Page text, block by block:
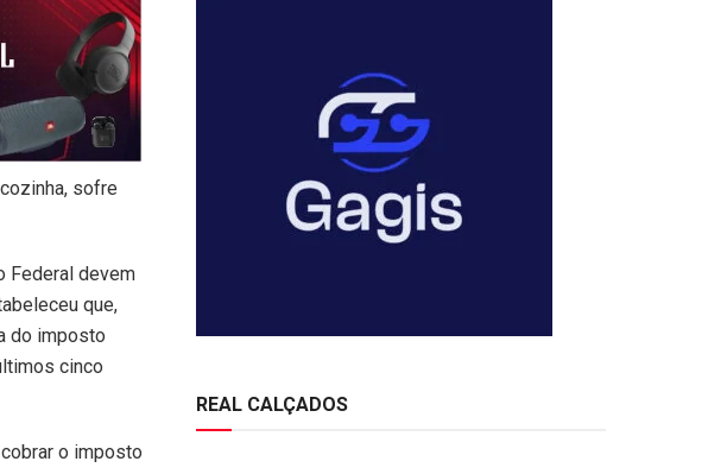
sofre
Federal devem
que,
do imposto
cinco
o imposto
REAL CALÇADOS